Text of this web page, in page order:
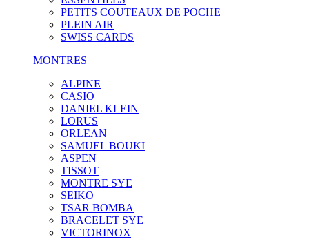
PETITS COUTEAUX DE POCHE
PLEIN AIR
SWISS CARDS
MONTRES
ALPINE
CASIO
DANIEL KLEIN
LORUS
ORLEAN
SAMUEL BOUKI
ASPEN
TISSOT
MONTRE SYE
SEIKO
TSAR BOMBA
BRACELET SYE
VICTORINOX